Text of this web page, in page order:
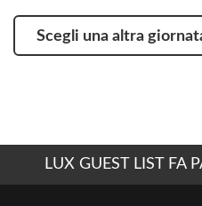
Scegli
LUX GUEST LIST FA